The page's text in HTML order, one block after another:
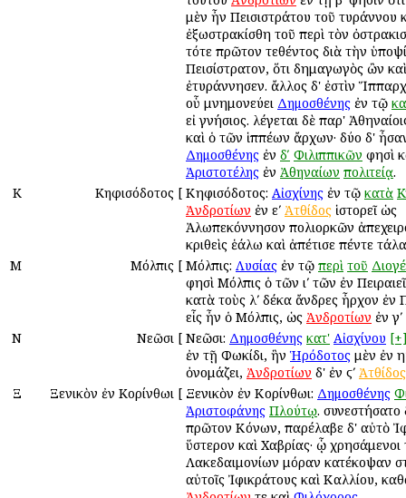
μὲν ἦν Πεισιστράτου τοῦ τυράννου
ἐξωστρακίσθη τοῦ περὶ τὸν
τότε πρῶτον τεθέντος διὰ τὴν
Πεισίστρατον, ὅτι δημαγωγὸς ὢν
ἐτυράννησεν. ἄλλος δ' ἐστὶν
οὗ μνημονεύει Δημοσθένης ἐν τῷ
εἰ γνήσιος. λέγεται δὲ παρ'
καὶ ὁ τῶν ἱππέων ἄρχων· δύο δ'
Δημοσθένης ἐν δʹ Φιλιππικῶν φησὶ
Ἀριστοτέλης ἐν Ἀθηναίων πολιτείᾳ.
Κ
Κηφισόδοτος [ Κηφισόδοτος: Αἰσχίνης ἐν τῷ κατὰ
Ἀνδροτίων ἐν εʹ Ἀτθίδος ἱστορεῖ ὡς
Ἀλωπεκόννησον πολιορκῶν
κριθεὶς ἑάλω καὶ ἀπέτισε πέντε
Μ
Μόλπις [ Μόλπις: Λυσίας ἐν τῷ περὶ τοῦ
φησὶ Μόλπις ὁ τῶν ιʹ τῶν ἐν
κατὰ τοὺς λʹ δέκα ἄνδρες ἦρχον ἐν
εἷς ἦν ὁ Μόλπις, ὡς Ἀνδροτίων ἐν γʹ
Ν
Νεῶσι [ Νεῶσι: Δημοσθένης κατ' Αἰσχίνου
ἐν τῇ Φωκίδι, ἣν Ἡρόδοτος μὲν ἐν
ὀνομάζει, Ἀνδροτίων δ' ἐν ϛʹ Ἀτθίδος
Ξ
Ξενικὸν ἐν Κορίνθωι [ Ξενικὸν ἐν Κορίνθωι: Δημοσθένης
Ἀριστοφάνης Πλούτῳ. συνεστήσατο
πρῶτον Κόνων, παρέλαβε δ' αὐτὸ
ὕστερον καὶ Χαβρίας· ᾧ χρησάμενοι
Λακεδαιμονίων μόραν κατέκοψαν
αὐτοῖς Ἰφικράτους καὶ Καλλίου,